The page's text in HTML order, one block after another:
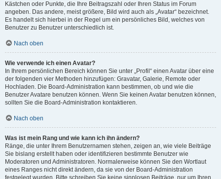
Kästchen oder Punkte, die Ihre Beitragszahl oder Ihren Status im Forum
angeben. Das andere, meist größere, Bild wird auch als „Avatar“ bezeichnet.
Es handelt sich hierbei in der Regel um ein persönliches Bild, welches von
Benutzer zu Benutzer unterschiedlich ist.
Nach oben
Wie verwende ich einen Avatar?
In Ihrem persönlichen Bereich können Sie unter „Profil“ einen Avatar über eine
der folgenden vier Methoden hinzufügen: Gravatar, Galerie, Remote oder
Hochladen. Die Board-Administration kann bestimmen, ob und wie die
Benutzer Avatare benutzen können. Wenn Sie keinen Avatar benutzen können,
sollten Sie die Board-Administration kontaktieren.
Nach oben
Was ist mein Rang und wie kann ich ihn ändern?
Ränge, die unter Ihrem Benutzernamen stehen, zeigen an, wie viele Beiträge
Sie bislang erstellt haben oder identifizieren bestimmte Benutzer wie
Moderatoren und Administratoren. Normalerweise können Sie den Wortlaut
eines Ranges nicht direkt ändern, da sie von der Board-Administration
festgelegt wurden. Bitte schreiben Sie keine sinnlosen Beiträge, nur um Ihren